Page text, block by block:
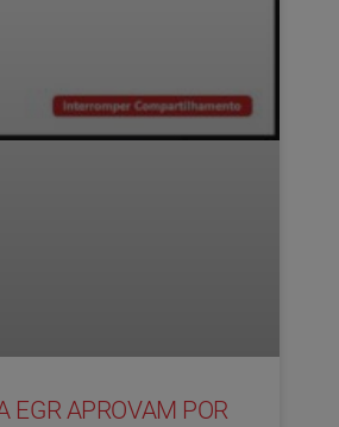
EGR APROVAM POR